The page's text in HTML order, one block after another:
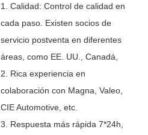
1. Calidad: Control de calidad en
cada paso. Existen socios de
servicio postventa en diferentes
áreas, como EE. UU., Canadá,
2. Rica experiencia en
colaboración con Magna, Valeo,
CIE Automotive, etc.
3. Respuesta más rápida 7*24h,